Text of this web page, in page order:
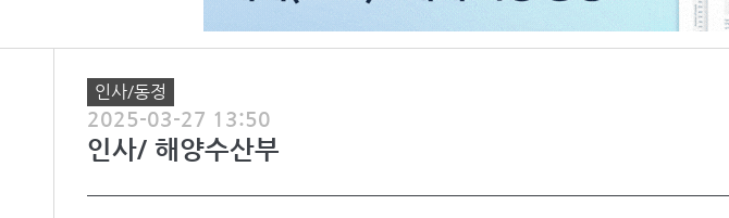
인사/동정
2025-03-27 13:50
인사/ 해양수산부